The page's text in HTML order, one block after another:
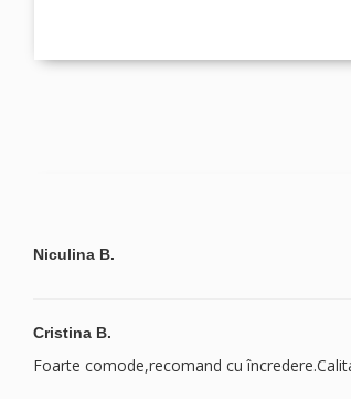
Niculina B.
Cristina B.
Foarte comode,recomand cu